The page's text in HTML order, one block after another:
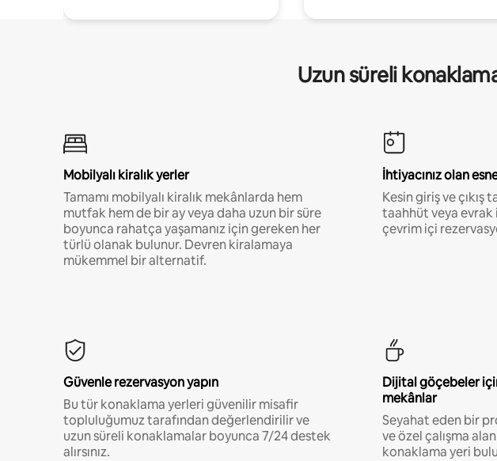
Uzun süreli
Mobilyalı kiralık yerler
Tamamı mobilyalı kiralık mekânlarda hem
mutfak hem de bir ay veya daha uzun bir süre
boyunca rahatça yaşamanız için gereken her
türlü olanak bulunur. Devren kiralamaya
mükemmel bir alternatif.
İhtiyacınız olan
Kesin giriş ve çıkış
taahhüt veya evrak
çevrim içi
Güvenle rezervasyon yapın
Bu tür konaklama yerleri güvenilir misafir
topluluğumuz tarafından değerlendirilir ve
uzun süreli konaklamalar boyunca 7/24 destek
alırsınız.
Dijital göçebeler
mekânlar
Seyahat eden bir
ve özel çalışma
konaklama yeri